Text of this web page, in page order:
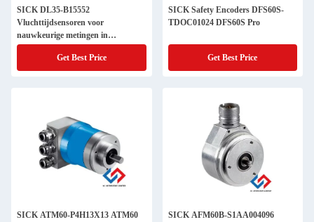
SICK DL35-B15552
Vluchttijdsensoren voor
nauwkeurige metingen in
industriële omgevingen
Get Best Price
SICK Safety Encoders DFS60S-
TDOC01024 DFS60S Pro
Get Best Price
SICK ATM60-P4H13X13 ATM60
SICK AFM60B-S1AA004096